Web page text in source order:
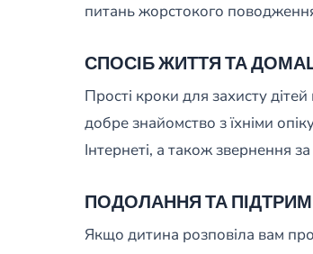
питань жорстокого
СПОСІБ ЖИТТЯ ТА
Прості кроки для захисту
добре знайомство з їхніми
Інтернеті, а також звернення
ПОДОЛАННЯ ТА
Якщо дитина розповіла вам